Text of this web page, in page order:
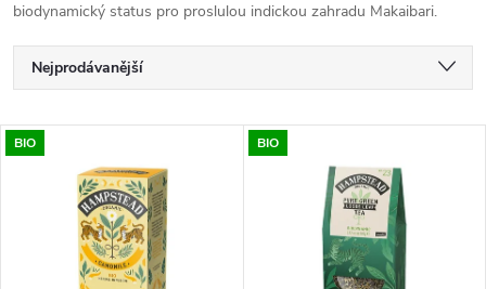
biodynamický status pro proslulou indickou zahradu Makaibari.
Ř
a
Nejprodávanější
Nejdražší
Abecedně
V
BIO BIO